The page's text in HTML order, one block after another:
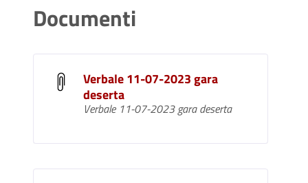
Documenti
Verbale 11-07-2023 gara
deserta
Verbale 11-07-2023 gara deserta